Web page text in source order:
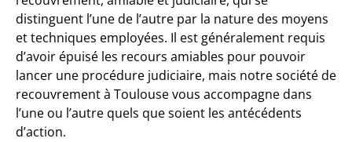
distinguent l’une de l’autre par la nature des moyens
et techniques employées. Il est généralement requis
d’avoir épuisé les recours amiables pour pouvoir
lancer une procédure judiciaire, mais notre société de
recouvrement à Toulouse vous accompagne dans
l’une ou l’autre quels que soient les antécédents
d’action.